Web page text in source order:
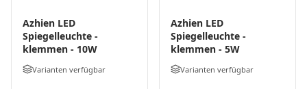
Azhien LED
Spiegelleuchte -
klemmen - 10W
Varianten verfügbar
Azhien LED
Spiegelleuchte -
klemmen - 5W
Varianten verfügbar